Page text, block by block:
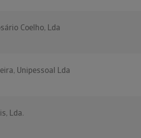
Coelho, Lda
Unipessoal Lda
Lda.